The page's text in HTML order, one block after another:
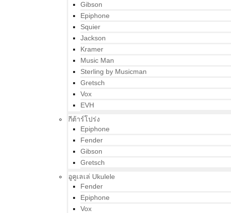
Gibson
Epiphone
Squier
Jackson
Kramer
Music Man
Sterling by Musicman
Gretsch
Vox
EVH
กีต้าร์โปร่ง
Epiphone
Fender
Gibson
Gretsch
อูคูเลเล่ Ukulele
Fender
Epiphone
Vox